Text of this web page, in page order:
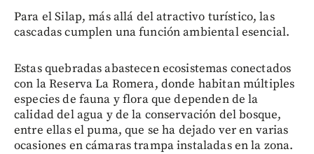
Para el Silap, más allá del atractivo turístico, las
cascadas cumplen una función ambiental esencial.
Estas quebradas abastecen ecosistemas conectados
con la Reserva La Romera, donde habitan múltiples
especies de fauna y flora que dependen de la
calidad del agua y de la conservación del bosque,
entre ellas el puma, que se ha dejado ver en varias
ocasiones en cámaras trampa instaladas en la zona.